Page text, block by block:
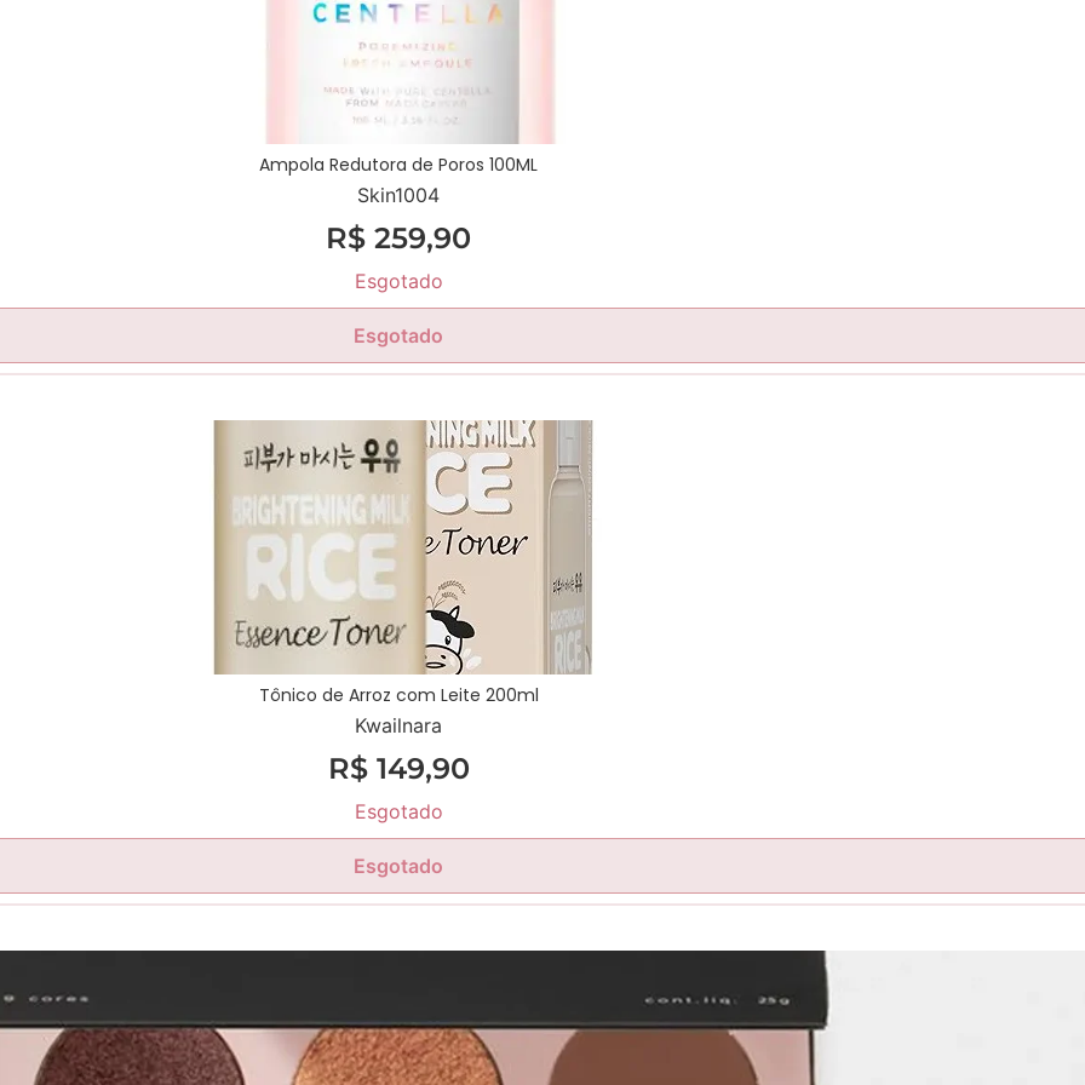
Ampola Redutora de Poros 100ML
Skin1004
R$ 259,90
Esgotado
Esgotado
Tônico de Arroz com Leite 200ml
Kwailnara
R$149,90
Esgotado
Esgotado